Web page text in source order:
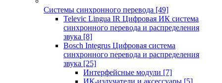
Системы синхронного перевода [49]
Televic Lingua IR Цифровая ИК система
синхронного перевода и распределения
звука [8]
Bosch Integrus Цифровая система
синхронного перевода и распределения
звука [25]
Интерфейсные модули [7]
ИК-излучатели и аксессуары [5]